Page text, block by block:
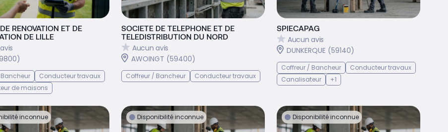
RENOVATION ET DE
DE LILLE
Conducteur travaux
de maisons
SOCIETE DE TELEPHONE ET DE
TELEDISTRIBUTION DU NORD
Aucun avis
AWOINGT (59400)
Coffreur / Bancheur Conducteur travaux
SPIECAPAG
Aucun avis
DUNKERQUE (59140)
Coffreur / Bancheur
Conducteur travaux
Canalisateur
+1
inconnue Disponibilité inconnue Disponibilité inconnue